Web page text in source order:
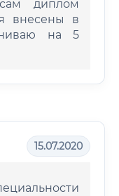
диплом
внесены в
на 5
15.07.2020